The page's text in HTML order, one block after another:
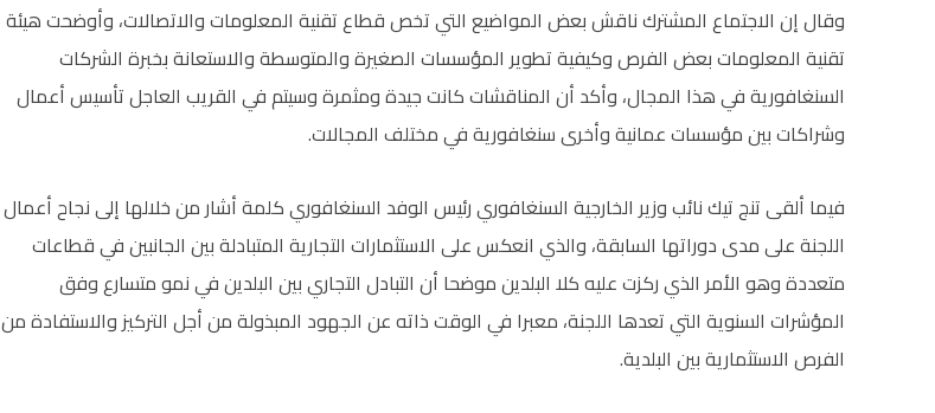
وقال إن الاجتماع المشترك ناقش بعض المواضيع التي تخص قطاع تقنية المعلومات والاتصالات، وأوضحت هيئة
تقنية المعلومات بعض الفرص وكيفية تطوير المؤسسات الصغيرة والمتوسطة والاستعانة بخبرة الشركات
السنغافورية في هذا المجال، وأكد أن المناقشات كانت جيدة ومثمرة وسيتم في القريب العاجل تأسيس أعمال
وشراكات بين مؤسسات عمانية وأخرى سنغافورية في مختلف المجالات.
فيما ألقى تنج تيك نائب وزير الخارجية السنغافوري رئيس الوفد السنغافوري كلمة أشار من خلالها إلى نجاح أعمال
اللجنة على مدى دوراتها السابقة، والذي انعكس على الاستثمارات التجارية المتبادلة بين الجانبين في قطاعات
متعددة وهو الأمر الذي ركزت عليه كلا البلدين موضحا أن التبادل التجاري بين البلدين في نمو متسارع وفق
المؤشرات السنوية التي تعدها اللجنة، معبرا في الوقت ذاته عن الجهود المبذولة من أجل التركيز والاستفادة من
الفرص الاستثمارية بين البلدية.